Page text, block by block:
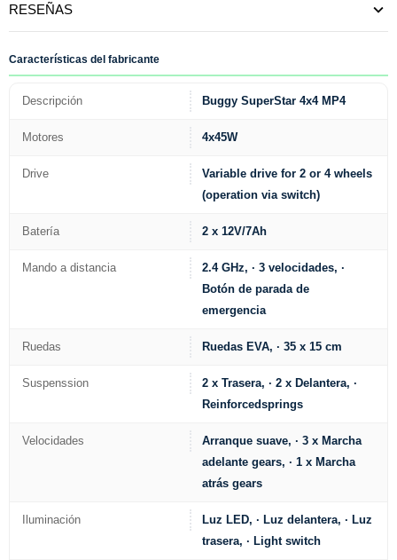
RESEÑAS
Características del fabricante
Descripción Buggy SuperStar 4x4 MP4
Motores 4x45W
Drive
Variable drive for 2 or 4 wheels
(operation via switch)
Batería 2 x 12V/7Ah
Mando a distancia
2.4 GHz, · 3 velocidades, ·
Botón de parada de
emergencia
Ruedas Ruedas EVA, · 35 x 15 cm
Suspenssion
2 x Trasera, · 2 x Delantera, ·
Reinforcedsprings
Velocidades
Arranque suave, · 3 x Marcha
adelante gears, · 1 x Marcha
atrás gears
Iluminación
Luz LED, · Luz delantera, · Luz
trasera, · Light switch